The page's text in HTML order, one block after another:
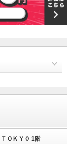
ＯＫＹＯ 1階